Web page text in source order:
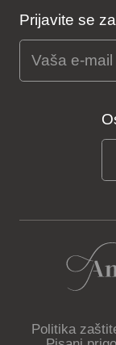
Prijavite se
Politika